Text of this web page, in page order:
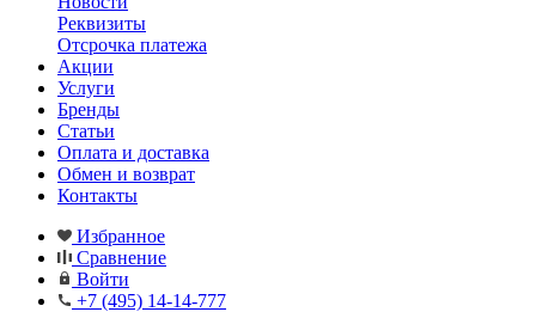
Реквизиты
Отсрочка платежа
Акции
Услуги
Бренды
Статьи
Оплата и доставка
Обмен и возврат
Контакты
Избранное
Сравнение
Войти
+7 (495) 14-14-777